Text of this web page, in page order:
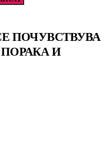
ПОЧУВСТВУВА
ПОРАКА И